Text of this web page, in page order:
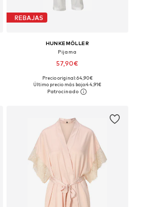
REBAJAS
HUNKEMÖLLER
Pijama
57,90€
Tallas disponibles: S, M, L, XL
Añadir a la cesta
Precio original: 64,90€
Último precio más bajo:44,91€